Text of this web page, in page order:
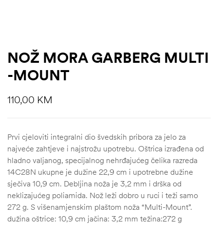
NOŽ MORA GARBERG MULTI
-MOUNT
110,00 KM
Prvi cjeloviti integralni dio švedskih pribora za jelo za
najveće zahtjeve i najstrožu upotrebu. Oštrica izrađena od
hladno valjanog, specijalnog nehrđajućeg čelika razreda
14C28N ukupne je dužine 22,9 cm i upotrebne dužine
sječiva 10,9 cm. Debljina noža je 3,2 mm i drška od
neklizajućeg poliamida. Nož leži dobro u ruci i teži samo
272 g. S višenamjenskim plaštom noža “Multi-Mount”.
dužina oštrice: 10,9 cm jačina: 3,2 mm težina:272 g